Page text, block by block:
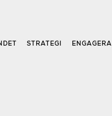
STRATEGI